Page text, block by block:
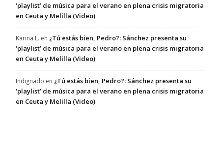
‘playlist’ de música para el verano en plena crisis migratoria
en Ceuta y Melilla (Video)
Karina L. en ¿Tú estás bien, Pedro?: Sánchez presenta su
‘playlist’ de música para el verano en plena crisis migratoria
en Ceuta y Melilla (Video)
Indignado en ¿Tú estás bien, Pedro?: Sánchez presenta su
‘playlist’ de música para el verano en plena crisis migratoria
en Ceuta y Melilla (Video)